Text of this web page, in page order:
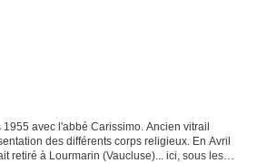
l'abbé Carissimo. Ancien vitrail
des différents corps religieux. En Avril
retiré à Lourmarin (Vaucluse)... ici, sous les